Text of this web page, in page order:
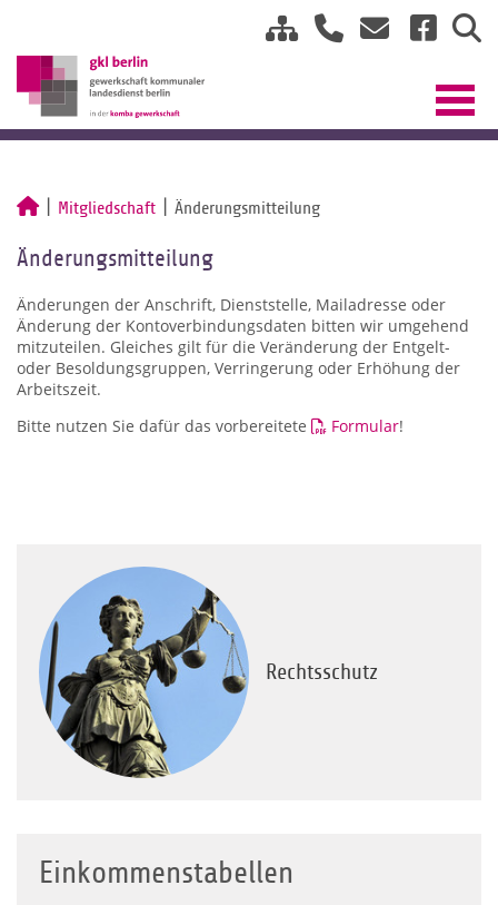
Mitgliedschaft Änderungsmitteilung
Änderungsmitteilung
Änderungen der Anschrift, Dienststelle, Mailadresse oder
Änderung der Kontoverbindungsdaten bitten wir umgehend
mitzuteilen. Gleiches gilt für die Veränderung der Entgelt-
oder Besoldungsgruppen, Verringerung oder Erhöhung der
Arbeitszeit.
Bitte nutzen Sie dafür das vorbereitete
Formular!
Rechtsschutz
Einkommenstabellen